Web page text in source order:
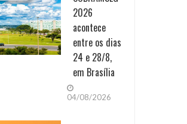
2026
acontece
entre os dias
24 e 28/8,
em Brasília
04/08/2026